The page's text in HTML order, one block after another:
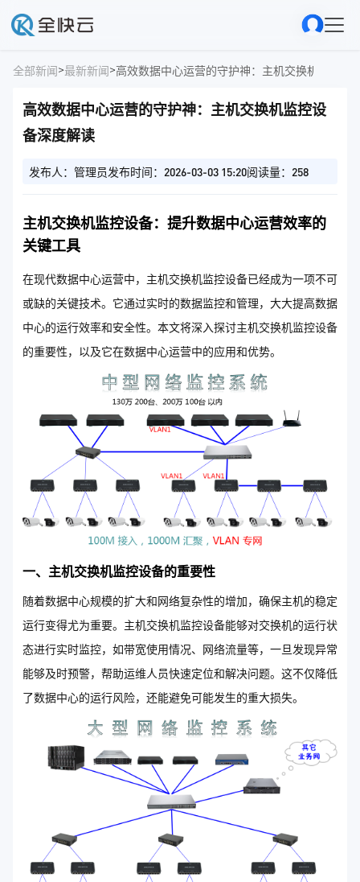
全部新闻>最新新闻>高效数据中心运营的守护神：主机交换机监控设
高效数据中心运营的守护神：主机交换机监控设
备深度解读
发布人：管理员发布时间：2026-03-03 15:20阅读量：258
主机交换机监控设备：提升数据中心运营效率的
关键工具
在现代数据中心运营中，主机交换机监控设备已经成为一项不可
或缺的关键技术。它通过实时的数据监控和管理，大大提高数据
中心的运行效率和安全性。本文将深入探讨主机交换机监控设备
的重要性，以及它在数据中心运营中的应用和优势。
一、主机交换机监控设备的重要性
随着数据中心规模的扩大和网络复杂性的增加，确保主机的稳定
运行变得尤为重要。主机交换机监控设备能够对交换机的运行状
态进行实时监控，如带宽使用情况、网络流量等，一旦发现异常
能够及时预警，帮助运维人员快速定位和解决问题。这不仅降低
了数据中心的运行风险，还能避免可能发生的重大损失。